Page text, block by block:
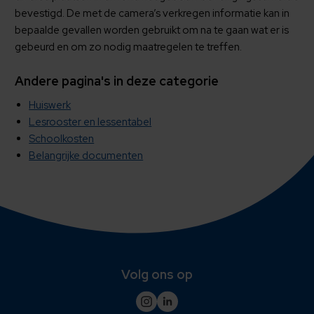
bevestigd. De met de camera’s verkregen informatie kan in
bepaalde gevallen worden gebruikt om na te gaan wat er is
gebeurd en om zo nodig maatregelen te treffen.
Andere pagina's in deze categorie
Huiswerk
Lesrooster en lessentabel
Schoolkosten
Belangrijke documenten
Volg ons op